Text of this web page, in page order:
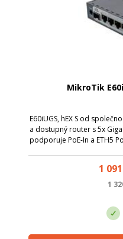
MikroTik
E60iUGS, hEX S od
a dostupný router s 5x
podporuje PoE-In a ETH5
1 091
1